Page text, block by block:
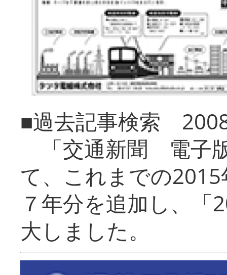
■過去記事検索
「交通新聞 電子
て、これまでの
７年分を追加し、「
大しまし